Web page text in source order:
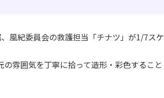
風紀委員会の救護担当「チナツ」が1/7スケ
雰囲気を丁寧に拾って造形・彩色すること